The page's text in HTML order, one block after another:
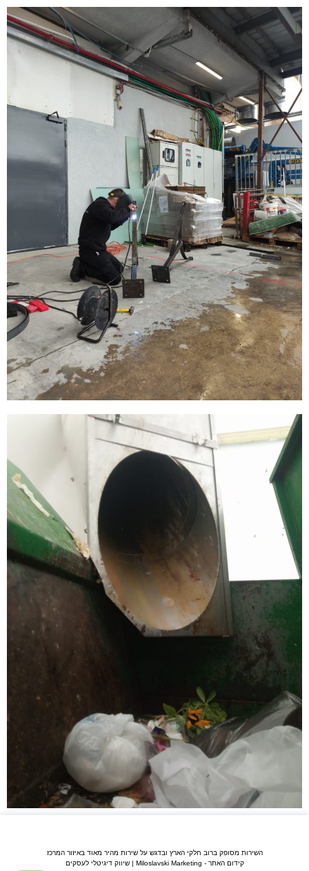
השירות מסופק ברוב חלקי הארץ ובדגש על שירות מהיר מאוד באיזור המרכז
קידום האתר - Miloslavski Marketing | שיווק דיגיטלי לעסקים